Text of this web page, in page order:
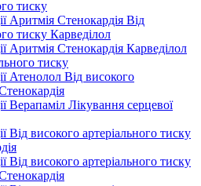
тиску
Аритмія Стенокардія Від
тиску Карведілол
Аритмія Стенокардія Карведілол
тиску
Атенолол Від високого
Верапаміл Лікування серцевої
Від високого артеріального тиску
Від високого артеріального тиску